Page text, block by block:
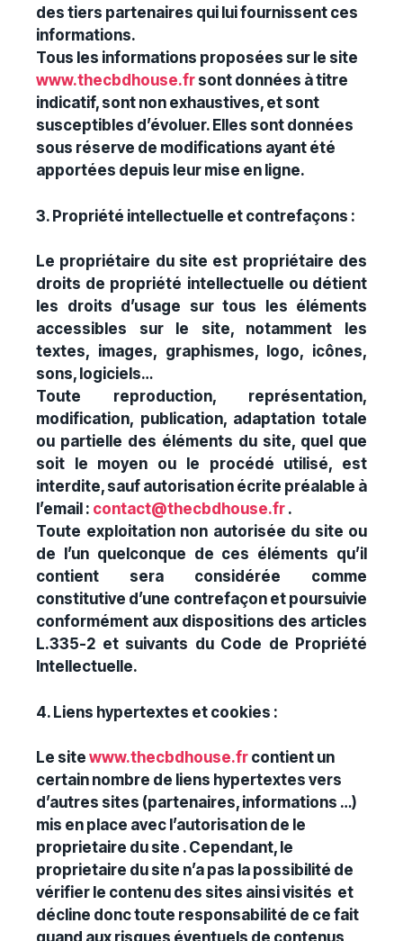
des tiers partenaires qui lui fournissent ces
informations.
Tous les informations proposées sur le site
www.thecbdhouse.fr sont données à titre
indicatif, sont non exhaustives, et sont
susceptibles d’évoluer. Elles sont données
sous réserve de modifications ayant été
apportées depuis leur mise en ligne.
3. Propriété intellectuelle et contrefaçons :
Le propriétaire du site est propriétaire des
droits de propriété intellectuelle ou détient
les droits d’usage sur tous les éléments
accessibles sur le site, notamment les
textes, images, graphismes, logo, icônes,
sons, logiciels…
Toute reproduction, représentation,
modification, publication, adaptation totale
ou partielle des éléments du site, quel que
soit le moyen ou le procédé utilisé, est
interdite, sauf autorisation écrite préalable à
l’email : contact@thecbdhouse.fr .
Toute exploitation non autorisée du site ou
de l’un quelconque de ces éléments qu’il
contient sera considérée comme
constitutive d’une contrefaçon et poursuivie
conformément aux dispositions des articles
L.335-2 et suivants du Code de Propriété
Intellectuelle.
4. Liens hypertextes et cookies :
Le site www.thecbdhouse.fr contient un
certain nombre de liens hypertextes vers
d’autres sites (partenaires, informations …)
mis en place avec l’autorisation de le
proprietaire du site . Cependant, le
proprietaire du site n’a pas la possibilité de
vérifier le contenu des sites ainsi visités et
décline donc toute responsabilité de ce fait
quand aux risques éventuels de contenus